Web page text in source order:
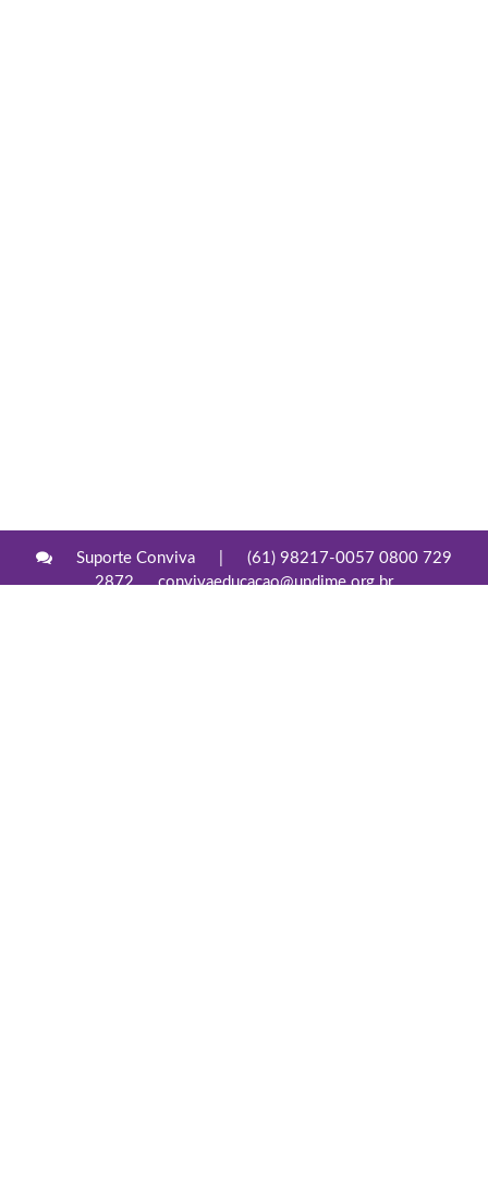
Suporte Conviva
(61) 98217-0057 0800 729
2872
convivaeducacao@undime.org.br